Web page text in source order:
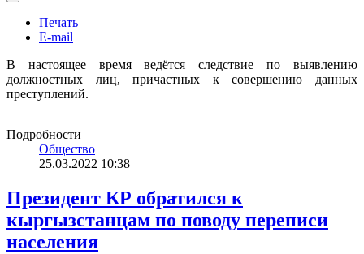
Печать
E-mail
В настоящее время ведётся следствие по выявлению
должностных лиц, причастных к совершению данных
преступлений.
Подробности
Общество
25.03.2022 10:38
Президент КР обратился к
кыргызстанцам по поводу переписи
населения